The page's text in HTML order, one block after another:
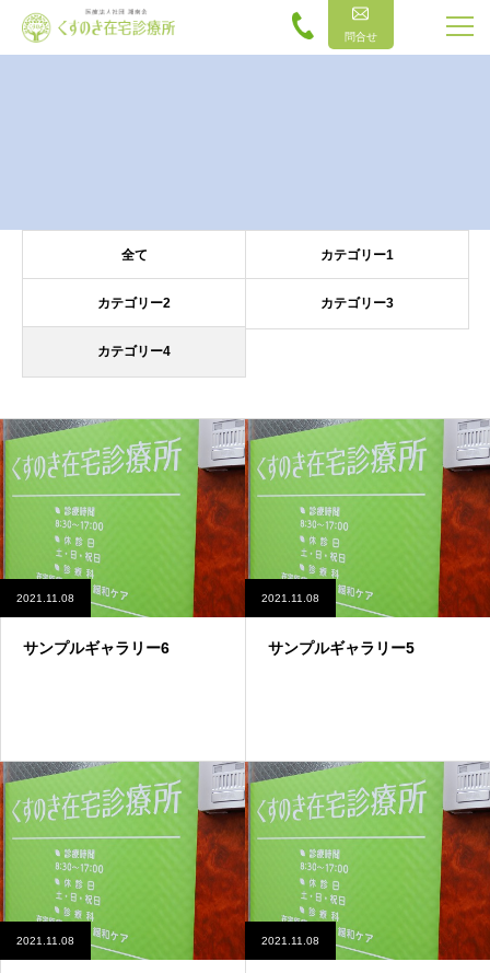
問合せ
全て カテゴリー1
カテゴリー2 カテゴリー3
カテゴリー4
2021.11.08
サンプルギャラリー6
2021.11.08
サンプルギャラリー5
2021.11.08 2021.11.08